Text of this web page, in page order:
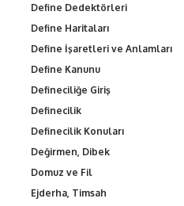
Define Dedektörleri
Define Haritaları
Define İşaretleri ve Anlamları
Define Kanunu
Defineciliğe Giriş
Definecilik
Definecilik Konuları
Değirmen, Dibek
Domuz ve Fil
Ejderha, Timsah